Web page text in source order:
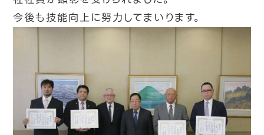
今後も技能向上に努力してまいります。